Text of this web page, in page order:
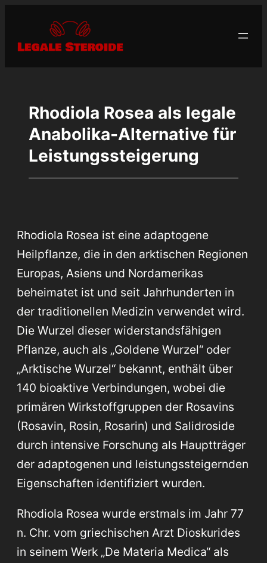
springen
Rhodiola Rosea als legale
Anabolika-Alternative für
Leistungssteigerung
Rhodiola Rosea ist eine adaptogene
Heilpflanze, die in den arktischen Regionen
Europas, Asiens und Nordamerikas
beheimatet ist und seit Jahrhunderten in
der traditionellen Medizin verwendet wird.
Die Wurzel dieser widerstandsfähigen
Pflanze, auch als „Goldene Wurzel“ oder
„Arktische Wurzel“ bekannt, enthält über
140 bioaktive Verbindungen, wobei die
primären Wirkstoffgruppen der Rosavins
(Rosavin, Rosin, Rosarin) und Salidroside
durch intensive Forschung als Hauptträger
der adaptogenen und leistungssteigernden
Eigenschaften identifiziert wurden.
Rhodiola Rosea wurde erstmals im Jahr 77
n. Chr. vom griechischen Arzt Dioskurides
in seinem Werk „De Materia Medica“ als